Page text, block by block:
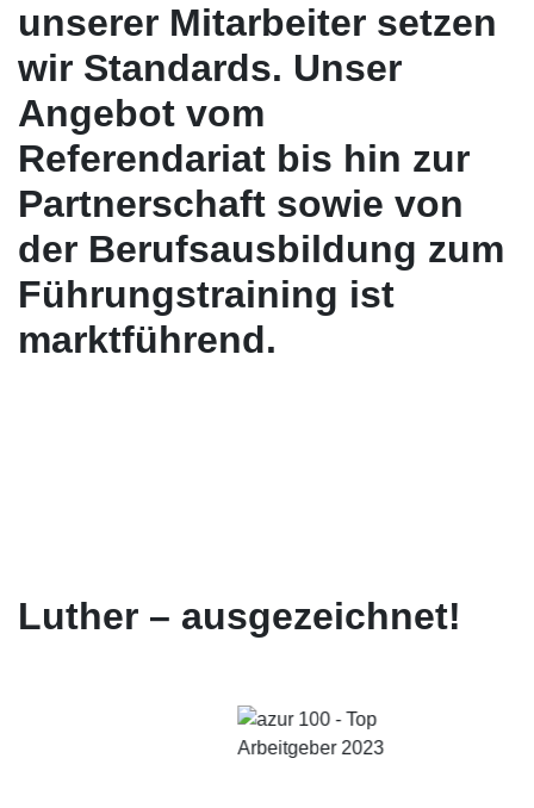
unserer Mitarbeiter setzen
wir Standards. Unser
Angebot vom
Referendariat bis hin zur
Partnerschaft sowie von
der Berufsausbildung zum
Führungstraining ist
marktführend.
Luther – ausgezeichnet!